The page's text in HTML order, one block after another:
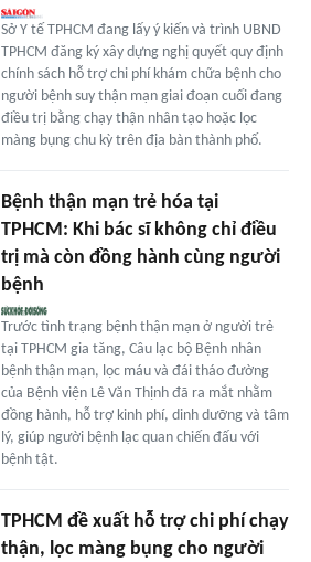
Sở Y tế TPHCM đang lấy ý kiến và trình UBND
TPHCM đăng ký xây dựng nghị quyết quy định
chính sách hỗ trợ chi phí khám chữa bệnh cho
người bệnh suy thận mạn giai đoạn cuối đang
điều trị bằng chạy thận nhân tạo hoặc lọc
màng bụng chu kỳ trên địa bàn thành phố.
Bệnh thận mạn trẻ hóa tại
TPHCM: Khi bác sĩ không chỉ điều
trị mà còn đồng hành cùng người
bệnh
Trước tình trạng bệnh thận mạn ở người trẻ
tại TPHCM gia tăng, Câu lạc bộ Bệnh nhân
bệnh thận mạn, lọc máu và đái tháo đường
của Bệnh viện Lê Văn Thịnh đã ra mắt nhằm
đồng hành, hỗ trợ kinh phí, dinh dưỡng và tâm
lý, giúp người bệnh lạc quan chiến đấu với
bệnh tật.
TPHCM đề xuất hỗ trợ chi phí chạy
thận, lọc màng bụng cho người